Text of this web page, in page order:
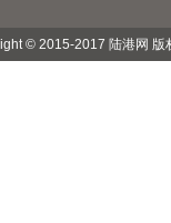
© 2015-2017 陆港网 版